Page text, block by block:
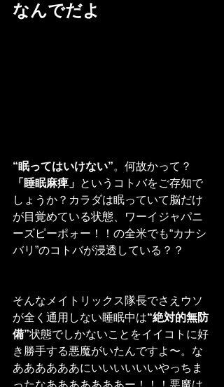
なんでだよ
“眠ってはいけない”。何故かって？
「睡眠麻痺」 というコトバをご存知で
しょうか？カラダは眠っていて脳だけ
が目覚めている状態、ワーイジャパニ
ーズピーポォー！！の全米でも“カナシ
バリ”のコトバが浸透している？？
そんなメイトリックス隊長でさえウソ
が全く通用しない睡眠中は“絶対的無防
備”状態でしかないことをイイコトに好
き勝手する悪魔がいたんですよ〜。な
ああああああにいいいいいいやっちま
ったなあああああああー！！！悪魔は